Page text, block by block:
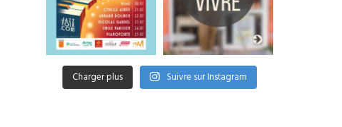
Charger plus Suivre sur Instagram